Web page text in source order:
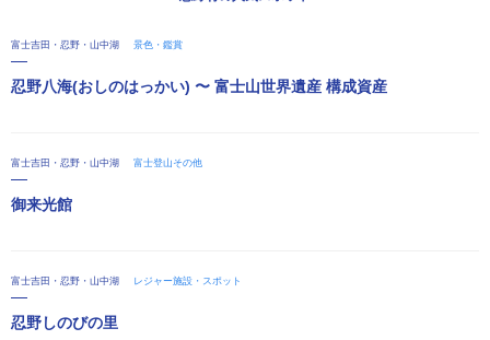
富士吉田・忍野・山中湖 景色・鑑賞
忍野八海(おしのはっかい) 〜 富士山世界遺産 構成資産
富士吉田・忍野・山中湖 富士登山その他
御来光館
富士吉田・忍野・山中湖 レジャー施設・スポット
忍野しのびの里